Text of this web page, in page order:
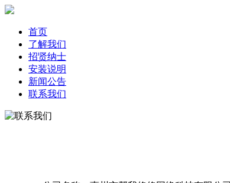
首页
了解我们
招贤纳士
安装说明
新闻公告
联系我们